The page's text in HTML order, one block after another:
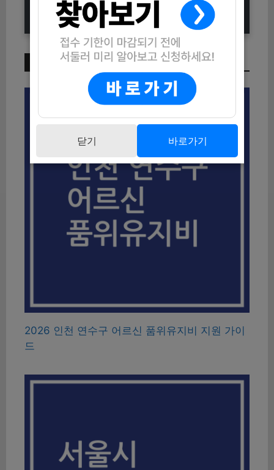
격조건 총정리)
이번 주 인기 글
2026 인천 연수구 어르신 품위유지비 지원 가이
드
닫기 바로가기